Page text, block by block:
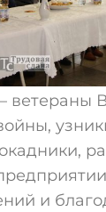
ветераны
и